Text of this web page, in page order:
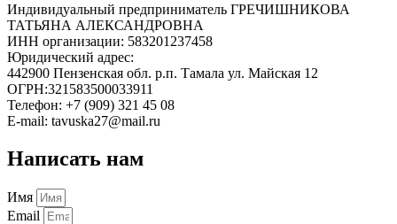
Индивидуальный предприниматель ГРЕЧИШНИКОВА
ТАТЬЯНА АЛЕКСАНДРОВНА
ИНН организации: 583201237458
Юридический адрес:
442900 Пензенская обл. р.п. Тамала ул. Майская 12
ОГРН:321583500033911
Телефон: +7 (909) 321 45 08
E-mail: tavuska27@mail.ru
Написать нам
Имя
Email